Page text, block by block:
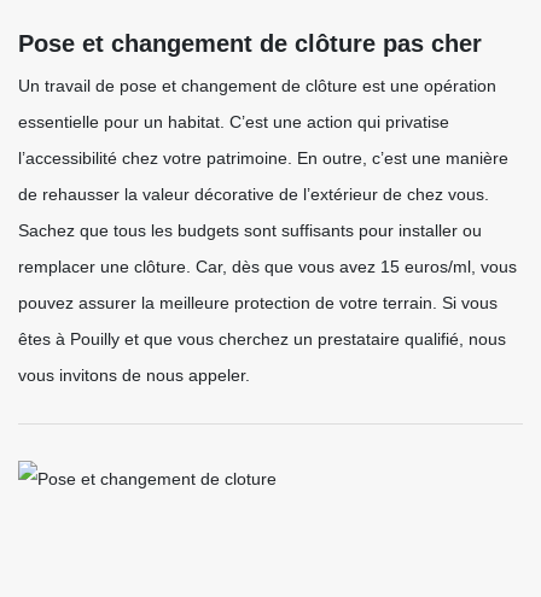
Pose et changement de clôture pas cher
Un travail de pose et changement de clôture est une opération
essentielle pour un habitat. C’est une action qui privatise
l’accessibilité chez votre patrimoine. En outre, c’est une manière
de rehausser la valeur décorative de l’extérieur de chez vous.
Sachez que tous les budgets sont suffisants pour installer ou
remplacer une clôture. Car, dès que vous avez 15 euros/ml, vous
pouvez assurer la meilleure protection de votre terrain. Si vous
êtes à Pouilly et que vous cherchez un prestataire qualifié, nous
vous invitons de nous appeler.